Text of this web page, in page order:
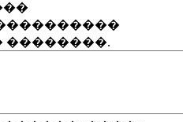
��������.